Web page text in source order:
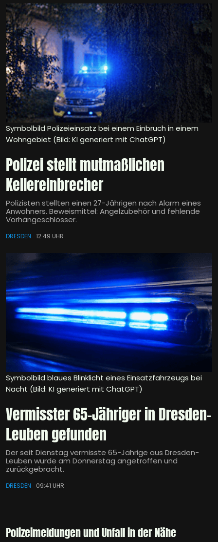
Symbolbild Polizeieinsatz bei einem Einbruch in einem
Wohngebiet (Bild: KI generiert mit ChatGPT)
Polizei stellt mutmaßlichen
Kellereinbrecher
Polizisten stellten einen 27-Jährigen nach Alarm eines
Anwohners. Beweismittel: Angelzubehör und fehlende
Vorhängeschlösser.
DRESDEN 12:49 UHR
Symbolbild blaues Blinklicht eines Einsatzfahrzeugs bei
Nacht (Bild: KI generiert mit ChatGPT)
Vermisster 65-Jähriger in Dresden-
Leuben gefunden
Der seit Dienstag vermisste 65-Jährige aus Dresden-
Leuben wurde am Donnerstag angetroffen und
zurückgebracht.
DRESDEN 09:41 UHR
Polizeimeldungen und Unfall in der Nähe